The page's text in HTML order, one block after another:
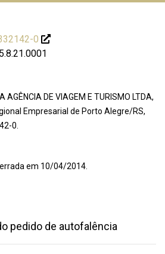
0
DE VIAGEM E TURISMO LTDA,
Empresarial de Porto Alegre/RS,
0.
em 10/04/2014.
pedido de autofalência